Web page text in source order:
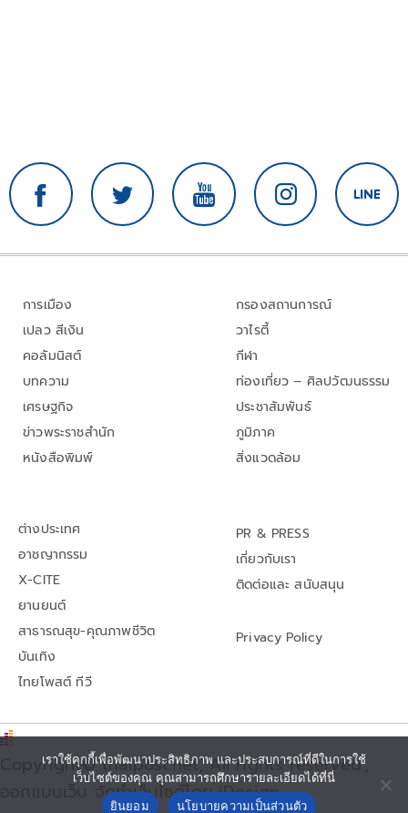
การเมือง
เปลว สีเงิน
คอลัมนิสต์
บทความ
เศรษฐกิจ
ข่าวพระราชสำนัก
หนังสือพิมพ์
กรองสถานการณ์
วาไรตี้
กีฬา
ท่องเที่ยว – ศิลปวัฒนธรรม
ประชาสัมพันธ์
ภูมิภาค
สิ่งแวดล้อม
ต่างประเทศ
อาชญากรรม
X-CITE
ยานยนต์
สาธารณสุข-คุณภาพชีวิต
บันเทิง
ไทยโพสต์ ทีวี
PR & PRESS
เกี่ยวกับเรา
ติดต่อและ สนับสนุน
Privacy Policy
Copyright© thaipost.net, All rights reserved.,
ออกแบบเว็บ จัดทำเว็บไซต์โดย iDesign
เราใช้คุกกี้เพื่อพัฒนาประสิทธิภาพ และประสบการณ์ที่ดีในการใช้
เว็บไซต์ของคุณ คุณสามารถศึกษารายละเอียดได้ที่นี่
ยินยอม
นโยบายความเป็นส่วนตัว